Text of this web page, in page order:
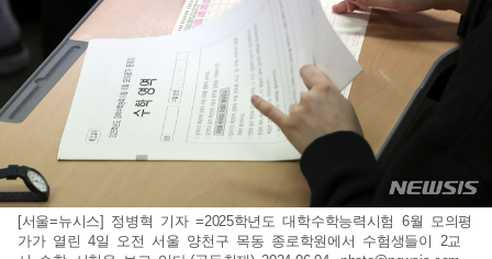
[서울=뉴시스] 정병혁 기자 =2025학년도 대학수학능력시험 6월 모의평
가가 열린 4일 오전 서울 양천구 목동 종로학원에서 수험생들이 2교